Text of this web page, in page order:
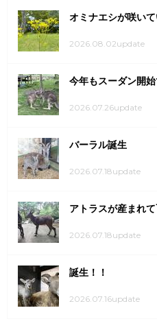
オミナエシが咲い
2026.08.02update
今年もスーダン開始
2026.07.26update
バーラル誕生
2026.07.18update
アトラスが産まれ
2026.07.18update
誕生！！
2026.07.16update